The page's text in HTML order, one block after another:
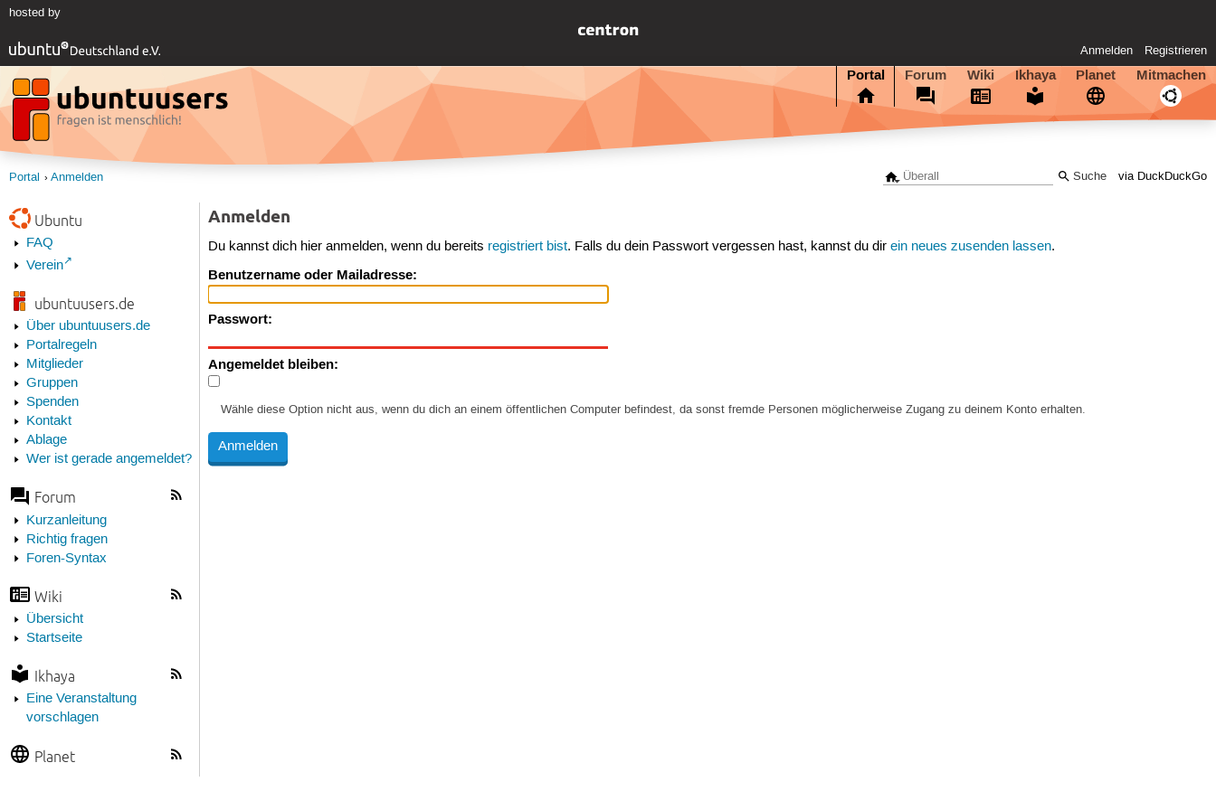
hosted by
Anmelden Registrieren
Portal Forum Wiki Ikhaya Planet Mitmachen
via DuckDuckGo
Portal Anmelden
Ubuntu
FAQ
Verein
ubuntuusers.de
Über ubuntuusers.de
Portalregeln
Mitglieder
Gruppen
Spenden
Kontakt
Ablage
Wer ist gerade angemeldet?
Forum
Kurzanleitung
Richtig fragen
Foren-Syntax
Wiki
Übersicht
Startseite
Ikhaya
Eine Veranstaltung
vorschlagen
Planet
Anmelden
Du kannst dich hier anmelden, wenn du bereits registriert bist. Falls du dein Passwort vergessen hast, kannst du direin neues zusenden lassen.
Benutzername oder Mailadresse:
Passwort:
Angemeldet bleiben:
Wähle diese Option nicht aus, wenn du dich an einem öffentlichen Computer befindest, da sonst fremde Personen möglicherweise Zugang zu deinem Konto erhalten.